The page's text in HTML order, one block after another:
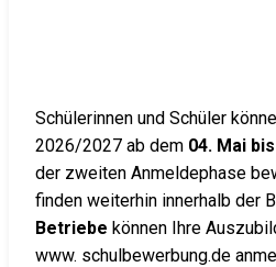
Schülerinnen und Schüler
2026/2027 ab dem 04. Mai
der zweiten Anmeldephase
finden weiterhin innerhalb der
Betriebe können Ihre
www. schulbewerbung.de